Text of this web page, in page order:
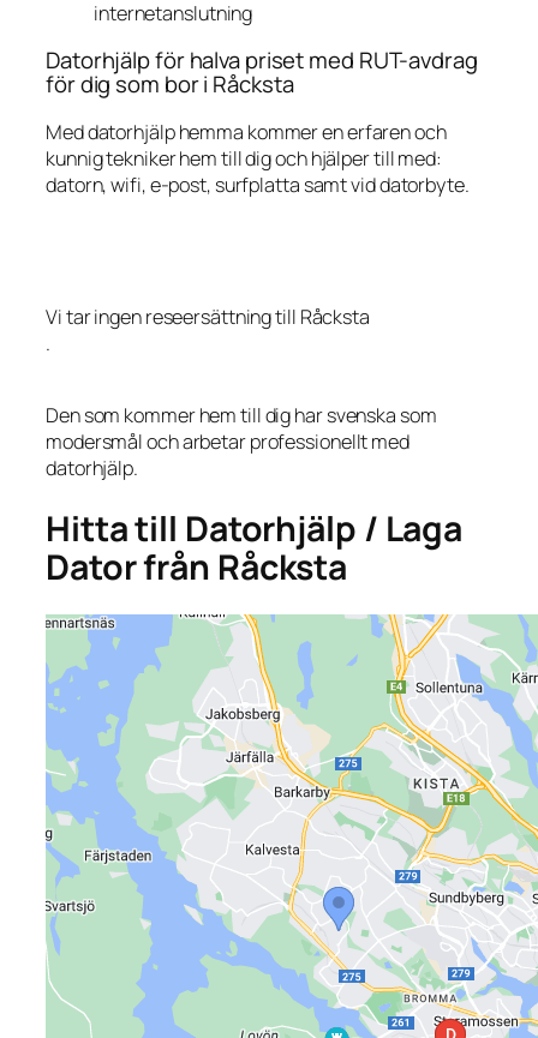
internetanslutning
Datorhjälp för halva priset med RUT-avdrag
för dig som bor i Råcksta
Med datorhjälp hemma kommer en erfaren och
kunnig tekniker hem till dig och hjälper till med:
datorn, wifi, e-post, surfplatta samt vid datorbyte.
Vi tar ingen reseersättning till Råcksta
.
Den som kommer hem till dig har svenska som
modersmål och arbetar professionellt med
datorhjälp.
Hitta till Datorhjälp / Laga
Dator från Råcksta